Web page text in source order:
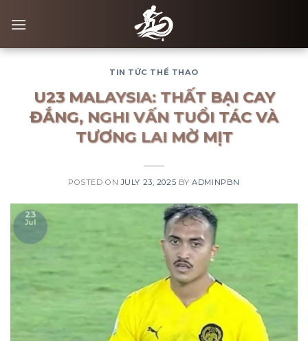
TIN TỨC THỂ THAO
U23 MALAYSIA: THẤT BẠI CAY
ĐẮNG, NGHI VẤN TUỔI TÁC VÀ
TƯƠNG LAI MỜ MỊT
POSTED ONJULY 23, 2025 BYADMINPBN
23
Jul